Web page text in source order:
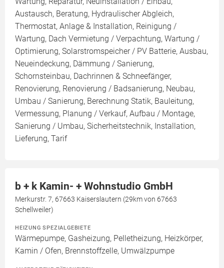
Austausch, Beratung, Hydraulischer Abgleich,
Thermostat, Anlage & Installation, Reinigung /
Wartung, Dach Vermietung / Verpachtung, Wartung /
Optimierung, Solarstromspeicher / PV Batterie, Ausbau,
Neueindeckung, Dämmung / Sanierung,
Schornsteinbau, Dachrinnen & Schneefänger,
Renovierung, Renovierung / Badsanierung, Neubau,
Umbau / Sanierung, Berechnung Statik, Bauleitung,
Vermessung, Planung / Verkauf, Aufbau / Montage,
Sanierung / Umbau, Sicherheitstechnik, Installation,
Lieferung, Tarif
b + k Kamin- + Wohnstudio GmbH
Merkurstr. 7, 67663 Kaiserslautern (29km von 67663
Schellweiler)
HEIZUNG SPEZIALGEBIETE
Wärmepumpe, Gasheizung, Pelletheizung, Heizkörper,
Kamin / Ofen, Brennstoffzelle, Umwälzpumpe